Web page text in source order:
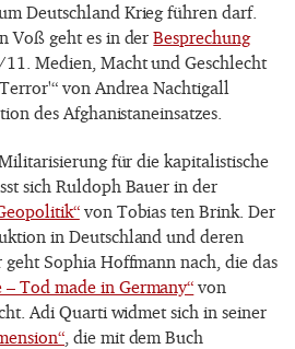
Deutschland Krieg führen darf.
Voß geht es in derBesprechung
11. Medien, Macht und Geschlecht
von Andrea Nachtigall
des Afghanistaneinsatzes.
für die kapitalistische
sich Ruldoph Bauer in der
von Tobias ten Brink. Der
in Deutschland und deren
Sophia Hoffmann nach, die das
– Tod made in Germany“ von
Adi Quarti widmet sich in seiner
, die mit dem Buch